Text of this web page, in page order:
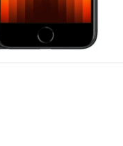
a 549,00 € del nuovo